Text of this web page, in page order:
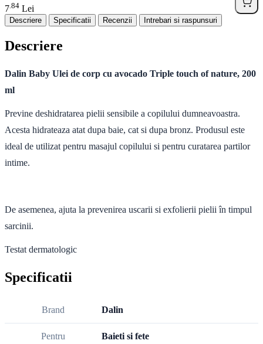
7 84 Lei
Descriere Specificatii Recenzii Intrebari si raspunsuri
Descriere
Dalin Baby Ulei de corp cu avocado Triple touch of nature, 200
ml
Previne deshidratarea pielii sensibile a copilului dumneavoastra.
Acesta hidrateaza atat dupa baie, cat si dupa bronz. Produsul este
ideal de utilizat pentru masajul copilului si pentru curatarea partilor
intime.
De asemenea, ajuta la prevenirea uscarii si exfolierii pielii în timpul
sarcinii.
Testat dermatologic
Specificatii
Brand Dalin
Pentru Baieti si fete